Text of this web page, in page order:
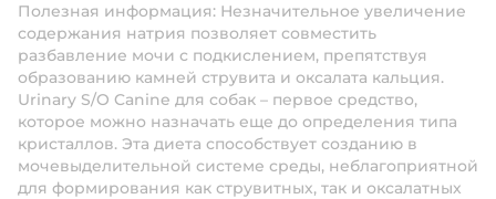
Полезная информация: Незначительное увеличение
содержания натрия позволяет совместить
разбавление мочи с подкислением, препятствуя
образованию камней струвита и оксалата кальция.
Urinary S/O Canine для собак – первое средство,
которое можно назначать еще до определения типа
кристаллов. Эта диета способствует созданию в
мочевыделительной системе среды, неблагоприятной
для формирования как струвитных, так и оксалатных